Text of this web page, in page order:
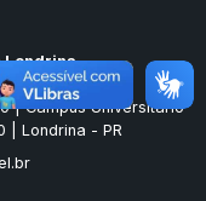
Londrina
(CCB)
| Campus Universitário
| Londrina - PR